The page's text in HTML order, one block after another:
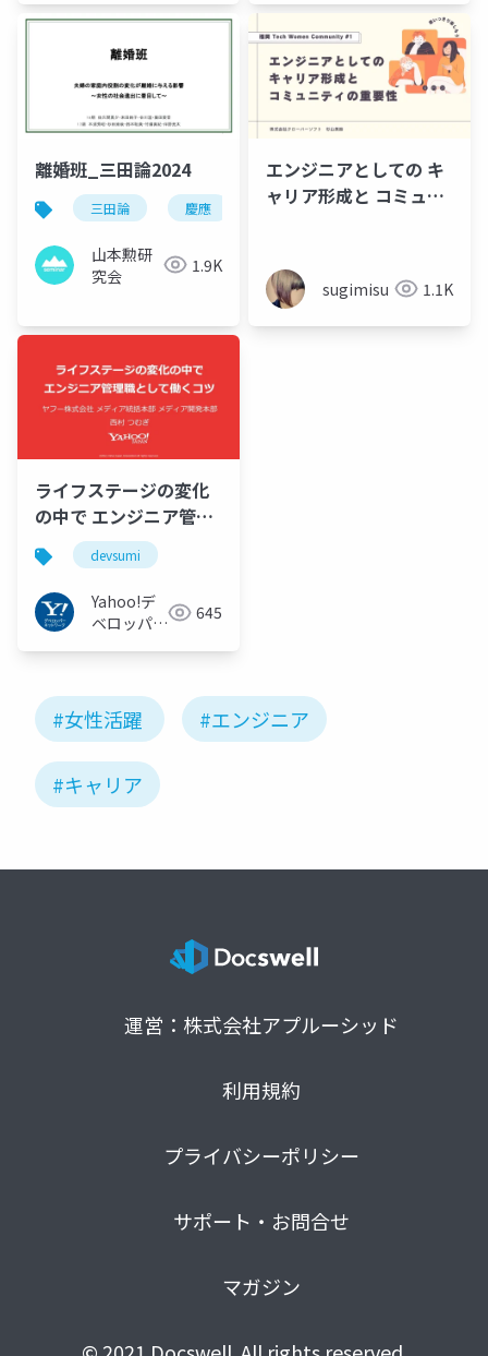
離婚班_三田論2024
三田論 慶應 山本勲 山本勲研究会
山本勲研
究会
1.9K
エンジニアとしての キ
ャリア形成と コミュニ
sugimisu 1.1K
ライフステージの変化
の中で エンジニア管理
職として働くコツ
#devsumi A-5
devsumi
Yahoo!デ
ベロッパー
645
#女性活躍 #エンジニア
#キャリア
運営：株式会社アプルーシッド
利用規約
プライバシーポリシー
サポート・お問合せ
マガジン